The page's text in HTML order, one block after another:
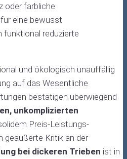
oder farbliche
eine bewusst
funktional reduzierte
und ökologisch unauffällig
auf das Wesentliche
bestätigen überwiegend
unkomplizierten
Preis-Leistungs-
geäußerte Kritik an der
bei dickeren Trieben ist in